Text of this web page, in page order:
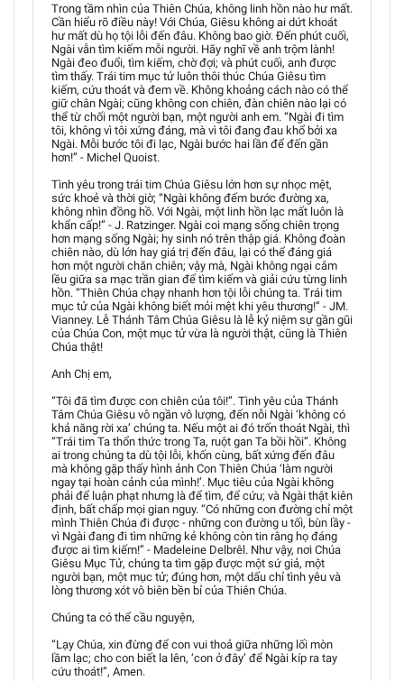
Trong tầm nhìn của Thiên Chúa, không linh hồn nào hư mất.
Cần hiểu rõ điều này! Với Chúa, Giêsu không ai dứt khoát
hư mất dù họ tội lỗi đến đâu. Không bao giờ. Đến phút cuối,
Ngài vẫn tìm kiếm mỗi người. Hãy nghĩ về anh trộm lành!
Ngài đeo đuổi, tìm kiếm, chờ đợi; và phút cuối, anh được
tìm thấy. Trái tim mục tử luôn thôi thúc Chúa Giêsu tìm
kiếm, cứu thoát và đem về. Không khoảng cách nào có thể
giữ chân Ngài; cũng không con chiên, đàn chiên nào lại có
thể từ chối một người bạn, một người anh em. “Ngài đi tìm
tôi, không vì tôi xứng đáng, mà vì tôi đang đau khổ bởi xa
Ngài. Mỗi bước tôi đi lạc, Ngài bước hai lần để đến gần
hơn!” - Michel Quoist.
Tình yêu trong trái tim Chúa Giêsu lớn hơn sự nhọc mệt,
sức khoẻ và thời giờ; “Ngài không đếm bước đường xa,
không nhìn đồng hồ. Với Ngài, một linh hồn lạc mất luôn là
khẩn cấp!” - J. Ratzinger. Ngài coi mạng sống chiên trọng
hơn mạng sống Ngài; hy sinh nó trên thập giá. Không đoàn
chiên nào, dù lớn hay giá trị đến đâu, lại có thể đáng giá
hơn một người chăn chiên; vậy mà, Ngài không ngại cắm
lều giữa sa mạc trần gian để tìm kiếm và giải cứu từng linh
hồn. “Thiên Chúa chạy nhanh hơn tội lỗi chúng ta. Trái tim
mục tử của Ngài không biết mỏi mệt khi yêu thương!” - JM.
Vianney. Lễ Thánh Tâm Chúa Giêsu là lễ kỷ niệm sự gần gũi
của Chúa Con, một mục tử vừa là người thật, cũng là Thiên
Chúa thật!
Anh Chị em,
“Tôi đã tìm được con chiên của tôi!”. Tình yêu của Thánh
Tâm Chúa Giêsu vô ngần vô lượng, đến nỗi Ngài ‘không có
khả năng rời xa’ chúng ta. Nếu một ai đó trốn thoát Ngài, thì
“Trái tim Ta thổn thức trong Ta, ruột gan Ta bồi hồi”. Không
ai trong chúng ta dù tội lỗi, khốn cùng, bất xứng đến đâu
mà không gặp thấy hình ảnh Con Thiên Chúa ‘làm người
ngay tại hoàn cảnh của mình!’. Mục tiêu của Ngài không
phải để luận phạt nhưng là để tìm, để cứu; và Ngài thật kiên
định, bất chấp mọi gian nguy. “Có những con đường chỉ một
mình Thiên Chúa đi được - những con đường u tối, bùn lầy -
vì Ngài đang đi tìm những kẻ không còn tin rằng họ đáng
được ai tìm kiếm!” - Madeleine Delbrêl. Như vậy, nơi Chúa
Giêsu Mục Tử, chúng ta tìm gặp được một sứ giả, một
người bạn, một mục tử; đúng hơn, một dấu chỉ tình yêu và
lòng thương xót vô biên bền bỉ của Thiên Chúa.
Chúng ta có thể cầu nguyện,
“Lạy Chúa, xin đừng để con vui thoả giữa những lối mòn
lầm lạc; cho con biết la lên, ‘con ở đây’ để Ngài kíp ra tay
cứu thoát!”, Amen.